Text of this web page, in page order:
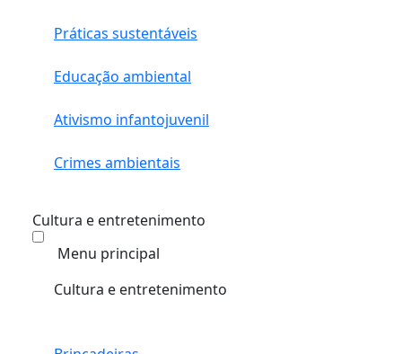
Práticas sustentáveis
Educação ambiental
Ativismo infantojuvenil
Crimes ambientais
Cultura e entretenimento
Menu principal
Cultura e entretenimento